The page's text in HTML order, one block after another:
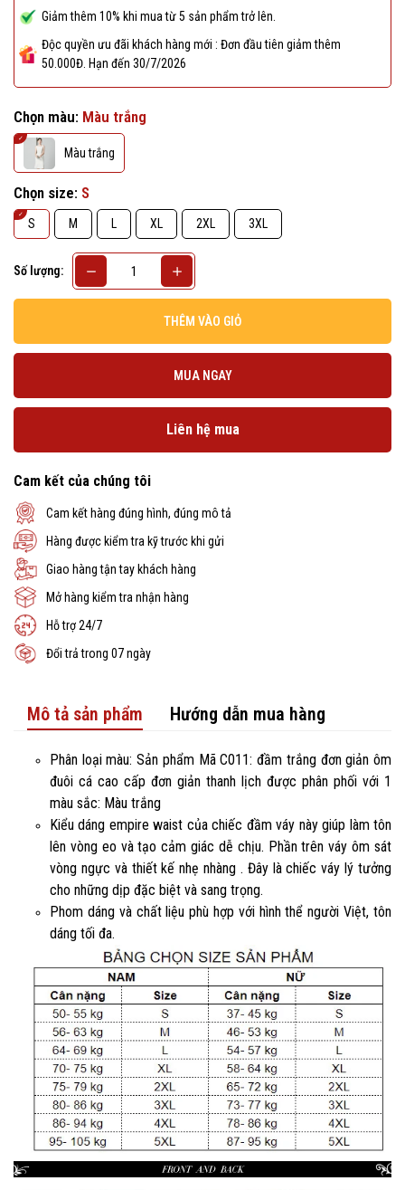
Giảm thêm 10% khi mua từ 5 sản phẩm trở lên.
Độc quyền ưu đãi khách hàng mới : Đơn đầu tiên giảm thêm
50.000Đ. Hạn đến 30/7/2026
Chọn màu: Màu trắng
Màu trắng
Chọn size: S
S M L XL 2XL 3XL
Số lượng:
THÊM VÀO GIỎ
MUA NGAY
Liên hệ mua
Cam kết của chúng tôi
Cam kết hàng đúng hình, đúng mô tả
Hàng được kiểm tra kỹ trước khi gửi
Giao hàng tận tay khách hàng
Mở hàng kiểm tra nhận hàng
Hỗ trợ 24/7
Đổi trả trong 07 ngày
Mô tả sản phẩm Hướng dẫn mua hàng
Phân loại màu: Sản phẩm Mã C011: đầm trắng đơn giản ôm
đuôi cá cao cấp đơn giản thanh lịch được phân phối với 1
màu sắc: Màu trắng
Kiểu dáng empire waist của chiếc đầm váy này giúp làm tôn
lên vòng eo và tạo cảm giác dễ chịu. Phần trên váy ôm sát
vòng ngực và thiết kế nhẹ nhàng . Đây là chiếc váy lý tưởng
cho những dịp đặc biệt và sang trọng.
Phom dáng và chất liệu phù hợp với hình thể người Việt, tôn
dáng tối đa.